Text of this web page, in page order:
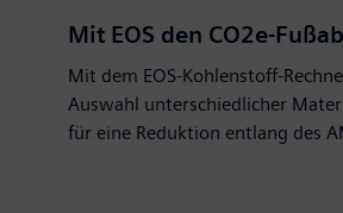
Mit EOS den CO2e-
Mit dem EOS-Kohlenstoff-
Auswahl unterschiedlicher
für eine Reduktion entlang des